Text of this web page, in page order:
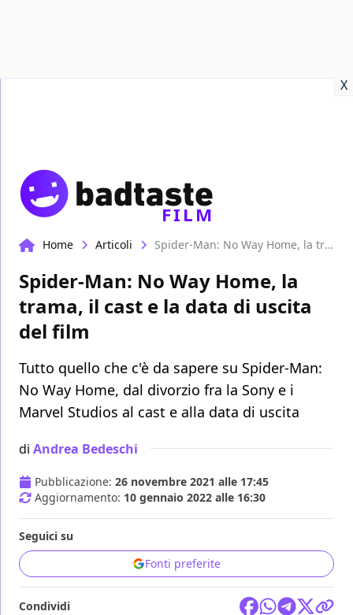
X
FILM
Home Articoli Spider-Man: No Way Home, la trama, il cast e la data di uscita del film
Spider-Man: No Way Home, la
trama, il cast e la data di uscita
del film
Tutto quello che c'è da sapere su Spider-Man:
No Way Home, dal divorzio fra la Sony e i
Marvel Studios al cast e alla data di uscita
di Andrea Bedeschi
Pubblicazione: 26 novembre 2021 alle 17:45
Aggiornamento: 10 gennaio 2022 alle 16:30
Seguici su
Fonti preferite
Condividi